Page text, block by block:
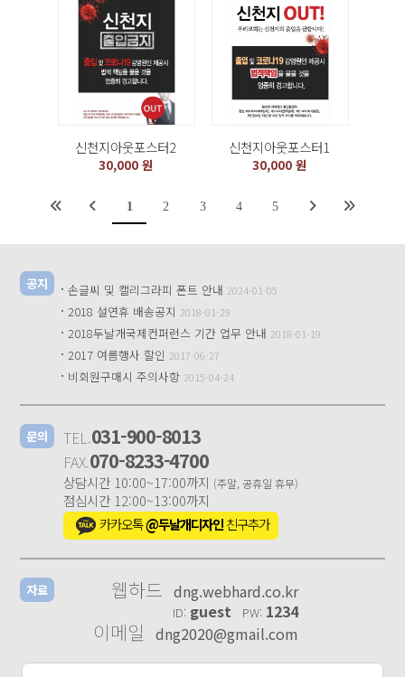
신천지아웃포스터2
30,000 원
신천지아웃포스터1
30,000 원
1 2 3 4 5
공지 · 손글씨 및 캘리그라피 폰트 안내 2024-01-05
· 2018 설연휴 배송공지 2018-01-29
· 2018두날개국제컨퍼런스 기간 업무 안내 2018-01-19
· 2017 여름행사 할인 2017-06-27
· 비회원구매시 주의사항 2015-04-24
문의 TEL.031-900-8013
FAX.070-8233-4700
상담시간 10:00~17:00까지 (주말, 공휴일 휴무)
점심시간 12:00~13:00까지
카카오톡@두날개디자인친구추가
자료 웹하드 dng.webhard.co.kr
ID: guest PW: 1234
이메일 dng2020@gmail.com